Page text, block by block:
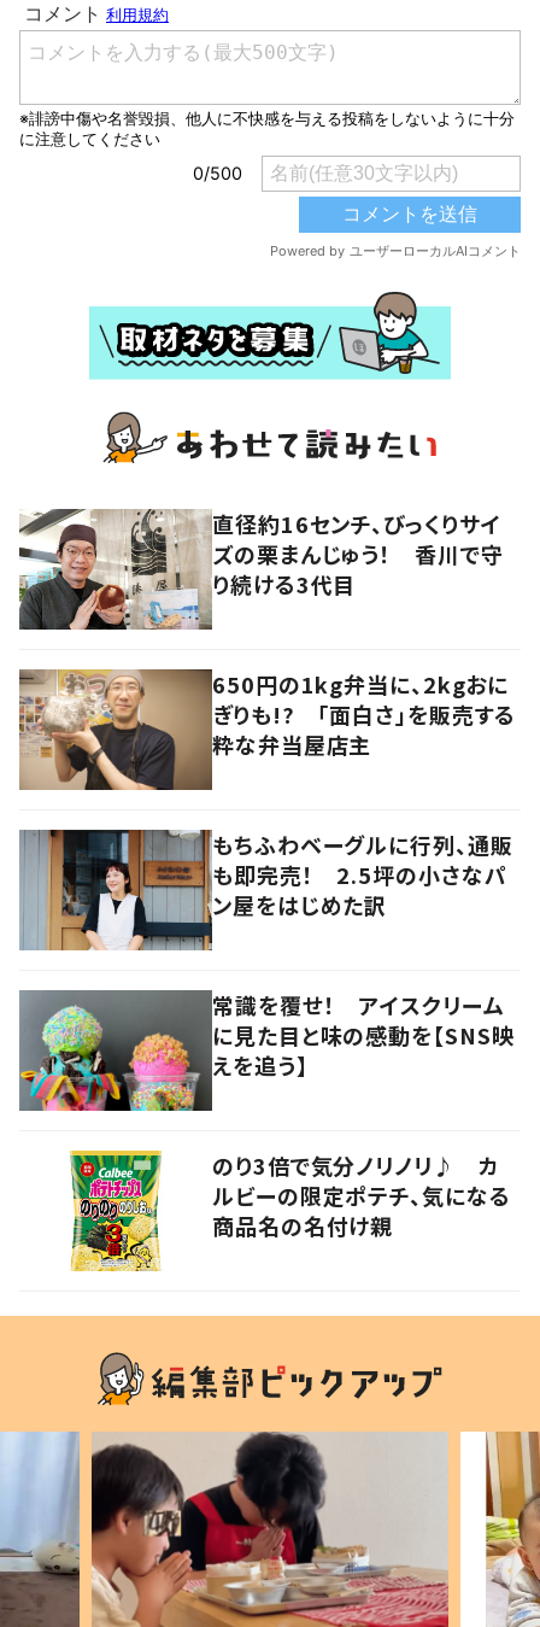
直径約16センチ、びっくりサイ
ズの栗まんじゅう！ 香川で守
り続ける3代目
650円の1kg弁当に、2kgおに
ぎりも!? 「面白さ」を販売する
粋な弁当屋店主
もちふわベーグルに行列、通販
も即完売！ 2.5坪の小さなパ
ン屋をはじめた訳
常識を覆せ！ アイスクリーム
に見た目と味の感動を【SNS映
えを追う】
のり3倍で気分ノリノリ♪ カ
ルビーの限定ポテチ、気になる
商品名の名付け親